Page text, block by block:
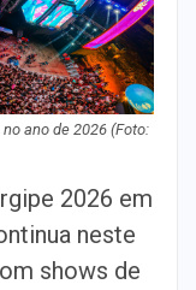
ano de 2026 (Foto:
2026 em
neste
shows de